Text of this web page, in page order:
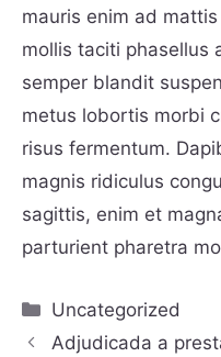
mauris enim ad
mollis taciti phasellus
semper blandit
metus lobortis morbi
risus fermentum.
magnis ridiculus
sagittis, enim et
parturient pharetra
Uncategorized
Adjudicada a